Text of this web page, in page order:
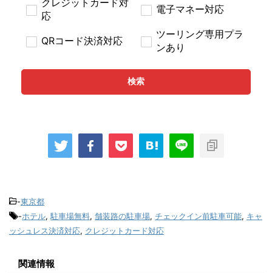
応
電子マネー対応
QRコード決済対応
ツーリング専用プラ
ンあり
検索
-東京都
-ホテル, 駐車場無料, 舗装路の駐車場, チェックイン前駐車可能, キャ
ッシュレス決済対応, クレジットカード対応
関連情報